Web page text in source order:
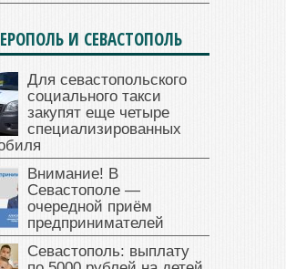
И СЕВАСТОПОЛЬ
Для севастопольского
социального такси
закупят еще четыре
специализированных
Внимание! В
Севастополе —
очередной приём
предпринимателей
Севастополь: выплату